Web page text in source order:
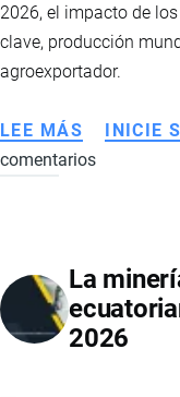
2026, el impacto de
clave, producción
agroexportador.
LEE MÁS SOBRE
EL
IMPULSO
TRAS
EL
INICIE
comentarios
La
2026